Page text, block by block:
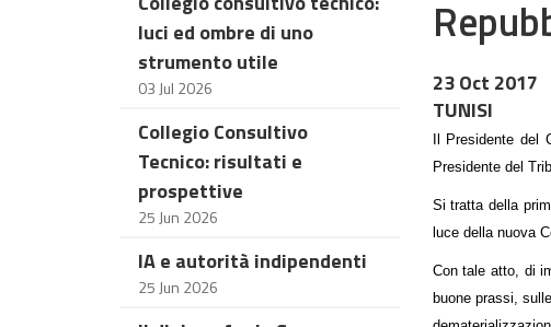
luci ed ombre di uno
strumento utile
03 Jul 2026
Collegio Consultivo
Tecnico: risultati e
prospettive
25 Jun 2026
IA e autorità indipendenti
25 Jun 2026
23 Oct 2017
TUNISI
Il Presidente
Presidente del
Si tratta della
luce della nuova
Con tale atto, di
buone prassi,